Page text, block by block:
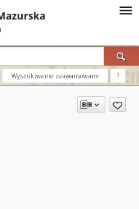
Wyszukiwanie zaawansowane ?